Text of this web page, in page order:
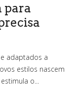
para
adaptados a
estilos nascem
o...